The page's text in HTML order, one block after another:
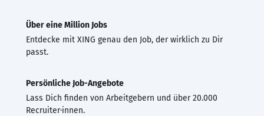
Über eine Million Jobs
Entdecke mit XING genau den Job, der wirklich zu Dir
passt.
Persönliche Job-Angebote
Lass Dich finden von Arbeitgebern und über 20.000
Recruiter·innen.